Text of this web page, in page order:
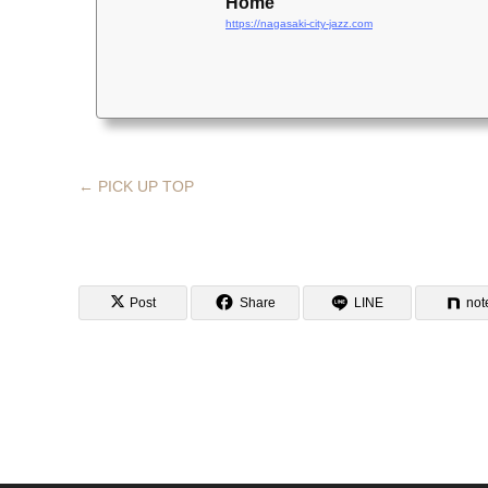
https://nagasaki-city-jazz.com
← PICK UP TOP
Post Share LINE